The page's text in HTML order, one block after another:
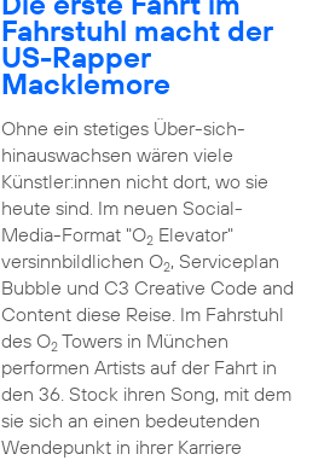
Fahrstuhl macht der
US-Rapper
Macklemore
Ohne ein stetiges Über-sich-
hinauswachsen wären viele
Künstler:innen nicht dort, wo sie
heute sind. Im neuen Social-
Media-Format "O2Elevator"
versinnbildlichen O2, Serviceplan
Bubble und C3 Creative Code and
Content diese Reise. Im Fahrstuhl
des O2Towers in München
performen Artists auf der Fahrt in
den 36. Stock ihren Song, mit dem
sie sich an einen bedeutenden
Wendepunkt in ihrer Karriere